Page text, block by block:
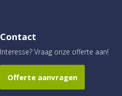
Contact
Interesse? Vraag onze offerte aan!
Offerte aanvragen